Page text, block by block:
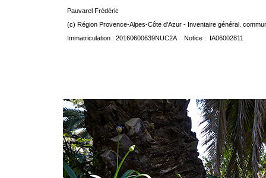
Pauvarel Frédéric
(c) Région Provence-Alpes-Côte d'Azur - Inventaire général.
Immatriculation : 20160600639NUC2A Notice : IA06002811